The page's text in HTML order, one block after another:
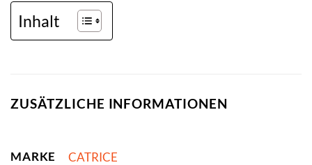
Inhalt
ZUSÄTZLICHE INFORMATIONEN
MARKE CATRICE